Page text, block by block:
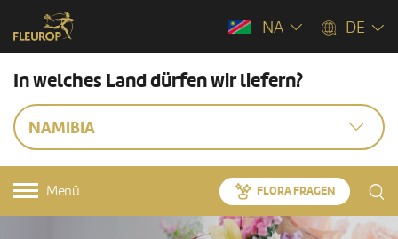
NA DE
In welches Land dürfen wir liefern?
NAMIBIA
Menü FLORA FRAGEN